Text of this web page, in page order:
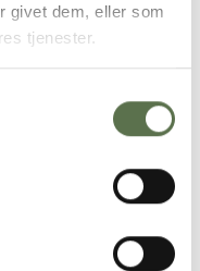
givet dem, eller som
tjenester.
Har du fx ingen
stående, kan det